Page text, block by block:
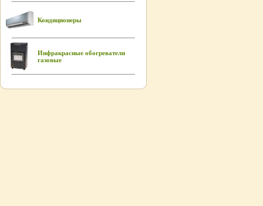
Кондиционеры
Инфракрасные обогреватели
газовые